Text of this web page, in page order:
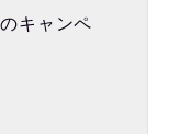
キャンペ